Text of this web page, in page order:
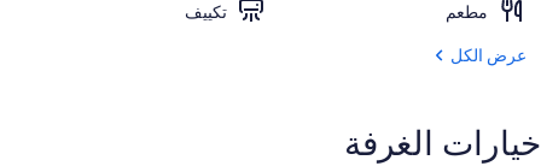
مطعم
تكييف
عرض الكل
خيارات الغرفة